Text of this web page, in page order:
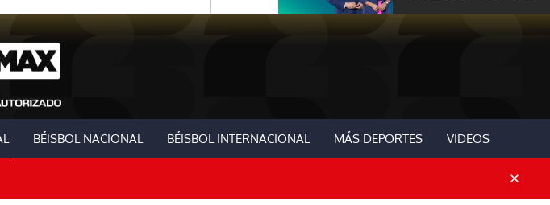
BÉISBOL NACIONAL BÉISBOL INTERNACIONAL MÁS DEPORTES VIDEOS